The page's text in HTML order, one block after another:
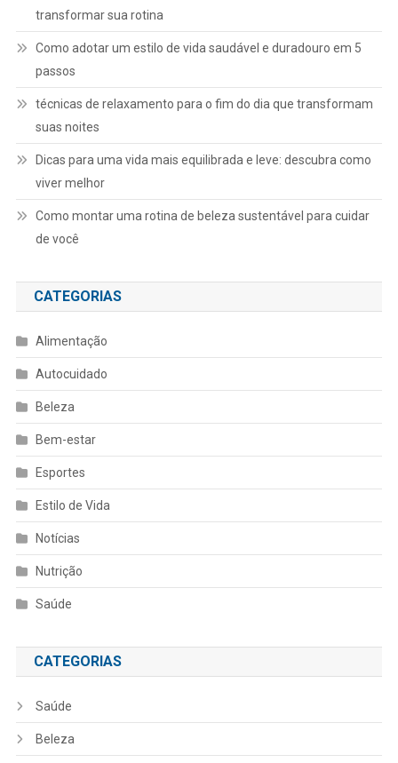
transformar sua rotina
Como adotar um estilo de vida saudável e duradouro em 5
passos
técnicas de relaxamento para o fim do dia que transformam
suas noites
Dicas para uma vida mais equilibrada e leve: descubra como
viver melhor
Como montar uma rotina de beleza sustentável para cuidar
de você
CATEGORIAS
Alimentação
Autocuidado
Beleza
Bem-estar
Esportes
Estilo de Vida
Notícias
Nutrição
Saúde
CATEGORIAS
Saúde
Beleza